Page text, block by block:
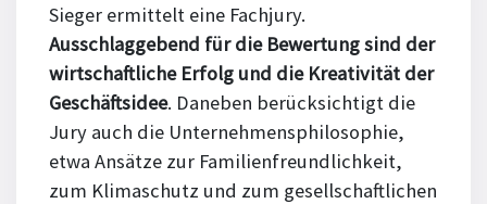
Sieger ermittelt eine Fachjury.
Ausschlaggebend für die Bewertung sind der
wirtschaftliche Erfolg und die Kreativität der
Geschäftsidee. Daneben berücksichtigt die
Jury auch die Unternehmensphilosophie,
etwa Ansätze zur Familienfreundlichkeit,
zum Klimaschutz und zum gesellschaftlichen